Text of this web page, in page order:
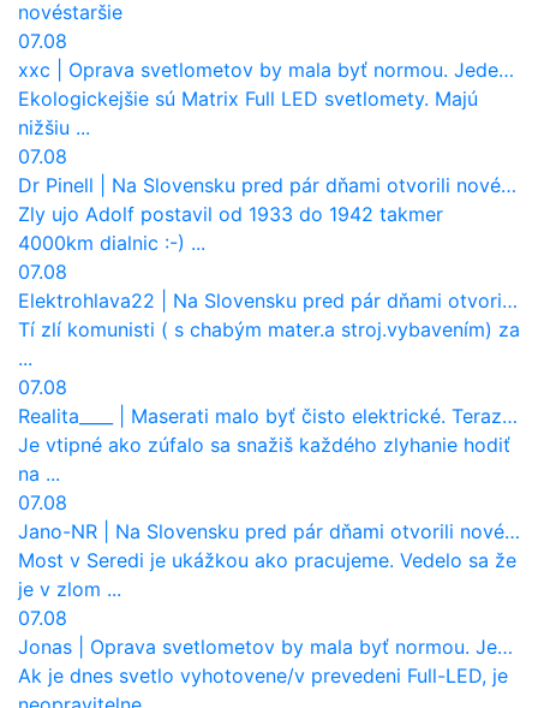
novéstaršie
07.08
xxc
Oprava svetlometov by mala byť normou. Jeden nový dnes stojí priemerne 1251 eur!
Ekologickejšie sú Matrix Full LED svetlomety. Majú
nižšiu ...
07.08
Dr Pinell
Na Slovensku pred pár dňami otvorili nové mosty, ktoré to sú?
Zly ujo Adolf postavil od 1933 do 1942 takmer
4000km dialnic :-) ...
07.08
Elektrohlava22
Na Slovensku pred pár dňami otvorili nové mosty, ktoré to sú?
Tí zlí komunisti ( s chabým mater.a stroj.vybavením) za
...
07.08
Realita____
Maserati malo byť čisto elektrické. Teraz zisťuje, že potrebuje nový osemvalcový motor
Je vtipné ako zúfalo sa snažiš každého zlyhanie hodiť
na ...
07.08
Jano-NR
Na Slovensku pred pár dňami otvorili nové mosty, ktoré to sú?
Most v Seredi je ukážkou ako pracujeme. Vedelo sa že
je v zlom ...
07.08
Jonas
Oprava svetlometov by mala byť normou. Jeden nový dnes stojí priemerne 1251 eur!
Ak je dnes svetlo vyhotovene/v prevedeni Full-LED, je